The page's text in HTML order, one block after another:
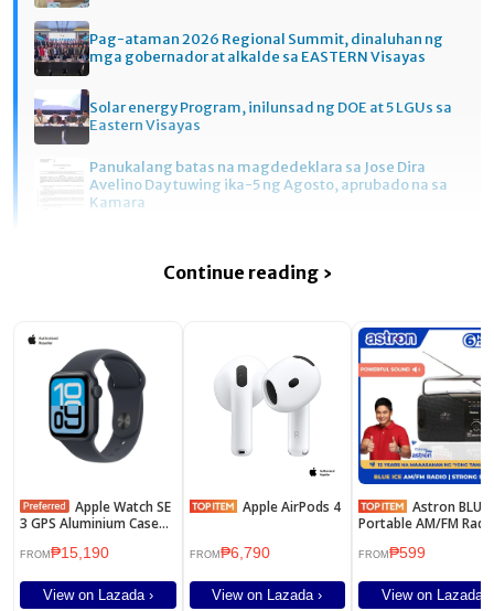
Pag-ataman 2026 Regional Summit, dinaluhan ng
mga gobernador at alkalde sa EASTERN Visayas
Solar energy Program, inilunsad ng DOE at 5 LGUs sa
Eastern Visayas
Panukalang batas na magdedeklara sa Jose Dira
Avelino Day tuwing ika-5 ng Agosto, aprubado na sa
Kamara
Continue reading ›
Apple Watch SE
3 GPS Aluminium Case
FROM ₱15,190
View on Lazada ›
Apple AirPods 4
FROM ₱6,790
View on Lazada ›
Portable AM/FM
| Dual Power Option
FROM₱599
View on Lazada ›